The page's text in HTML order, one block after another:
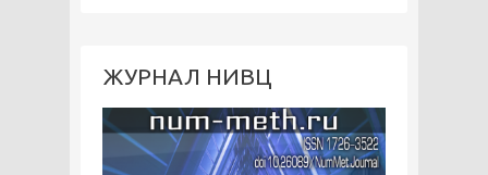
ЖУРНАЛ НИВЦ